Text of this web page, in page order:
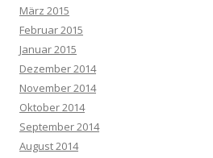
März 2015
Februar 2015
Januar 2015
Dezember 2014
November 2014
Oktober 2014
September 2014
August 2014